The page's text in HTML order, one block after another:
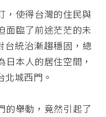
，使得台灣的住民與
面臨了前途茫茫的未
台統治漸趨穩固，總
本人的居住空間，
城西門。
的舉動，竟然引起了